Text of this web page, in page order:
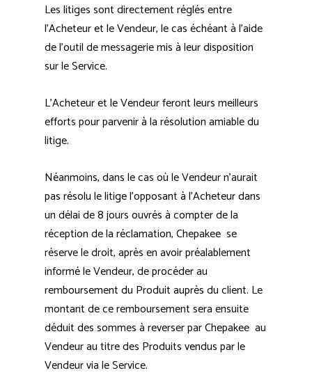
Les litiges sont directement réglés entre
l’Acheteur et le Vendeur, le cas échéant à l’aide
de l’outil de messagerie mis à leur disposition
sur le Service.
L’Acheteur et le Vendeur feront leurs meilleurs
efforts pour parvenir à la résolution amiable du
litige.
Néanmoins, dans le cas où le Vendeur n’aurait
pas résolu le litige l’opposant à l’Acheteur dans
un délai de 8 jours ouvrés à compter de la
réception de la réclamation, Chepakee se
réserve le droit, après en avoir préalablement
informé le Vendeur, de procéder au
remboursement du Produit auprès du client. Le
montant de ce remboursement sera ensuite
déduit des sommes à reverser par Chepakee au
Vendeur au titre des Produits vendus par le
Vendeur via le Service.